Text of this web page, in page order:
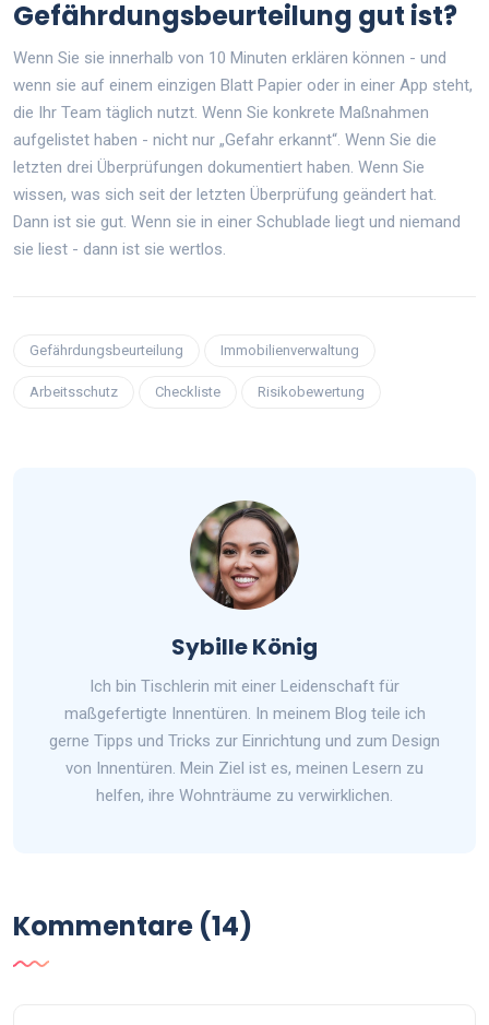
Gefährdungsbeurteilung gut ist?
Wenn Sie sie innerhalb von 10 Minuten erklären können - und
wenn sie auf einem einzigen Blatt Papier oder in einer App steht,
die Ihr Team täglich nutzt. Wenn Sie konkrete Maßnahmen
aufgelistet haben - nicht nur „Gefahr erkannt“. Wenn Sie die
letzten drei Überprüfungen dokumentiert haben. Wenn Sie
wissen, was sich seit der letzten Überprüfung geändert hat.
Dann ist sie gut. Wenn sie in einer Schublade liegt und niemand
sie liest - dann ist sie wertlos.
Gefährdungsbeurteilung Immobilienverwaltung
Arbeitsschutz Checkliste Risikobewertung
Sybille König
Ich bin Tischlerin mit einer Leidenschaft für
maßgefertigte Innentüren. In meinem Blog teile ich
gerne Tipps und Tricks zur Einrichtung und zum Design
von Innentüren. Mein Ziel ist es, meinen Lesern zu
helfen, ihre Wohnträume zu verwirklichen.
Kommentare (14)